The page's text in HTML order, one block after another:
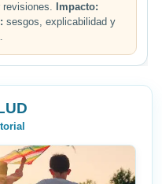
revisiones.
Impacto:
sesgos, explicabilidad y